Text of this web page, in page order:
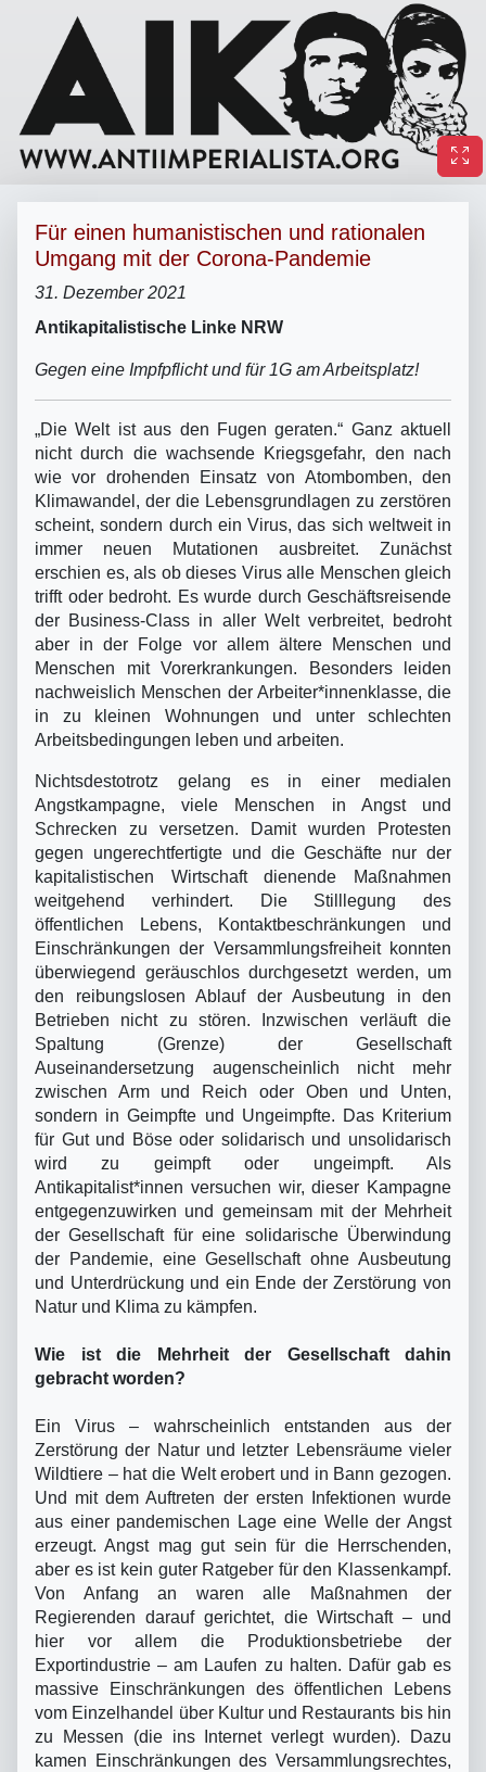
Für einen humanistischen und rationalen
Umgang mit der Corona-Pandemie
31. Dezember 2021
Antikapitalistische Linke NRW
Gegen eine Impfpflicht und für 1G am Arbeitsplatz!
„Die Welt ist aus den Fugen geraten.“ Ganz aktuell
nicht durch die wachsende Kriegsgefahr, den nach
wie vor drohenden Einsatz von Atombomben, den
Klimawandel, der die Lebensgrundlagen zu zerstören
scheint, sondern durch ein Virus, das sich weltweit in
immer neuen Mutationen ausbreitet. Zunächst
erschien es, als ob dieses Virus alle Menschen gleich
trifft oder bedroht. Es wurde durch Geschäftsreisende
der Business-Class in aller Welt verbreitet, bedroht
aber in der Folge vor allem ältere Menschen und
Menschen mit Vorerkrankungen. Besonders leiden
nachweislich Menschen der Arbeiter*innenklasse, die
in zu kleinen Wohnungen und unter schlechten
Arbeitsbedingungen leben und arbeiten.
Nichtsdestotrotz gelang es in einer medialen
Angstkampagne, viele Menschen in Angst und
Schrecken zu versetzen. Damit wurden Protesten
gegen ungerechtfertigte und die Geschäfte nur der
kapitalistischen Wirtschaft dienende Maßnahmen
weitgehend verhindert. Die Stilllegung des
öffentlichen Lebens, Kontaktbeschränkungen und
Einschränkungen der Versammlungsfreiheit konnten
überwiegend geräuschlos durchgesetzt werden, um
den reibungslosen Ablauf der Ausbeutung in den
Betrieben nicht zu stören. Inzwischen verläuft die
Spaltung (Grenze) der Gesellschaft
Auseinandersetzung augenscheinlich nicht mehr
zwischen Arm und Reich oder Oben und Unten,
sondern in Geimpfte und Ungeimpfte. Das Kriterium
für Gut und Böse oder solidarisch und unsolidarisch
wird zu geimpft oder ungeimpft. Als
Antikapitalist*innen versuchen wir, dieser Kampagne
entgegenzuwirken und gemeinsam mit der Mehrheit
der Gesellschaft für eine solidarische Überwindung
der Pandemie, eine Gesellschaft ohne Ausbeutung
und Unterdrückung und ein Ende der Zerstörung von
Natur und Klima zu kämpfen.
Wie ist die Mehrheit der Gesellschaft dahin
gebracht worden?
Ein Virus – wahrscheinlich entstanden aus der
Zerstörung der Natur und letzter Lebensräume vieler
Wildtiere – hat die Welt erobert und in Bann gezogen.
Und mit dem Auftreten der ersten Infektionen wurde
aus einer pandemischen Lage eine Welle der Angst
erzeugt. Angst mag gut sein für die Herrschenden,
aber es ist kein guter Ratgeber für den Klassenkampf.
Von Anfang an waren alle Maßnahmen der
Regierenden darauf gerichtet, die Wirtschaft – und
hier vor allem die Produktionsbetriebe der
Exportindustrie – am Laufen zu halten. Dafür gab es
massive Einschränkungen des öffentlichen Lebens
vom Einzelhandel über Kultur und Restaurants bis hin
zu Messen (die ins Internet verlegt wurden). Dazu
kamen Einschränkungen des Versammlungsrechtes,